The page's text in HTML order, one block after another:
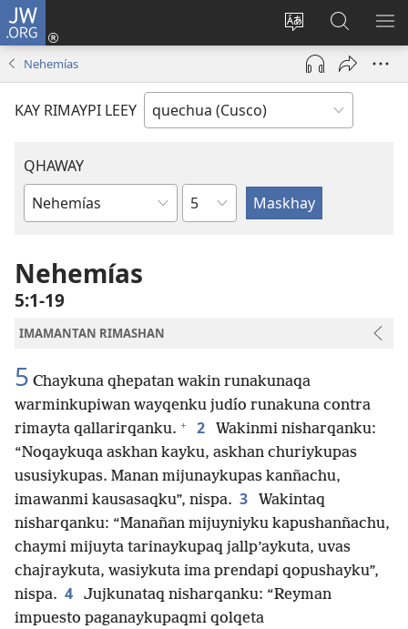
JW.ORG
Direccionpi
akllay
Sutiykiwan
jaykuy
(abre
nueva
JW.ORG
nisqapi
maskhay
Nehemías
KAY RIMAYPI LEEY
QHAWAY
Libro
la
Biblia
Capítulo
Nehemías
5:1-19
IMAMANTAN RIMASHAN
5 Chaykuna qhepatan wakin runakunaqa
warminkupiwan wayqenku judío runakuna contra
rimayta qallarirqanku. + 2
Wakinmi nisharqanku:
“Noqaykuqa askhan kayku, askhan churiykupas
ususiykupas. Manan mijunaykupas kanñachu,
imawanmi kausasaqku”, nispa. 3
Wakintaq
nisharqanku: “Manañan mijuyniyku kapushanñachu,
chaymi mijuyta tarinaykupaq jallp’aykuta, uvas
chajraykuta, wasiykuta ima prendapi qopushayku”,
nispa. 4
Jujkunataq nisharqanku: “Reyman
impuesto paganaykupaqmi qolqeta